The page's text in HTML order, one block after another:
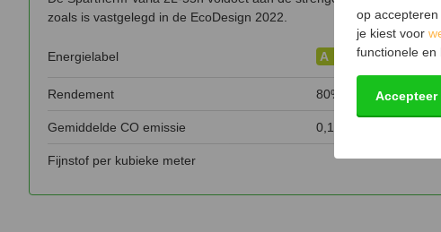
zoals is vastgelegd in de EcoDesign 2022.
Energielabel A
Rendement 80%
Gemiddelde CO emissie 0,10%
Fijnstof per kubieke meter
op
je kiest voor
functionele en
Accepteer